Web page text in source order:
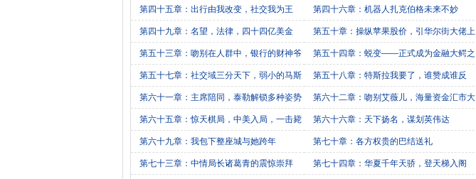
第四十五章：出行由我改变，社交我为王 第四十六章：机器人扎克伯格未来不妙
第四十九章：名望，法律，四十四亿美金 第五十章：操纵苹果股价，引华尔街大佬上
第五十三章：吻别在人群中，银行的财神爷 第五十四章：蜕变——正式成为金融大鳄之
第五十七章：社交域三分天下，弱小的马斯 第五十八章：特斯拉我要了，谁赞成谁反
对？
第六十一章：主席陪同，泰勒解锁多种姿势 第六十二章：吻别艾薇儿，海量资金汇市大
第六十五章：惊天棋局，中美入局，一击毙 第六十六章：天下扬名，谋划英伟达
第六十九章：我包下整座城与她跨年 第七十章：各方权贵的巴结送礼
第七十三章：中情局长诸葛青的震惊崇拜 第七十四章：华夏千年天骄，登天梯入阁